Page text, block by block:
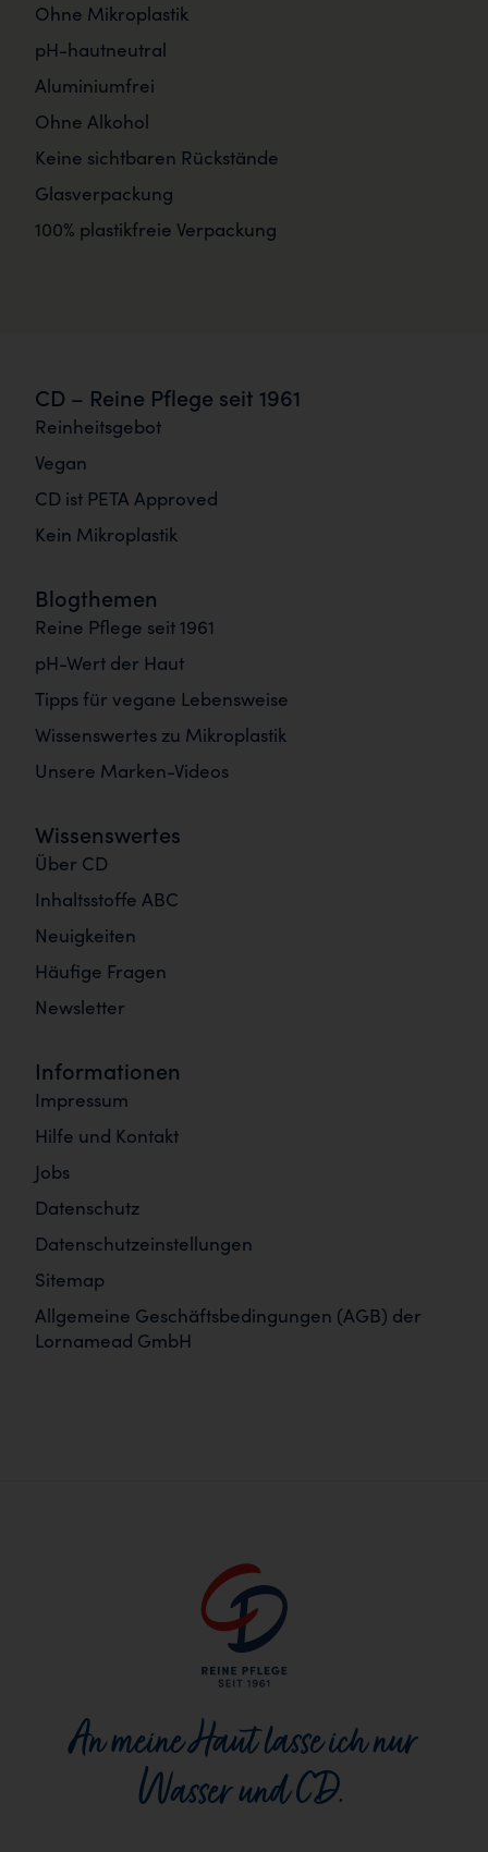
Ohne Mikroplastik
pH-hautneutral
Aluminiumfrei
Ohne Alkohol
Keine sichtbaren Rückstände
Glasverpackung
100% plastikfreie Verpackung
CD – Reine Pflege seit 1961
Reinheitsgebot
Vegan
CD ist PETA Approved
Kein Mikroplastik
Blogthemen
Reine Pflege seit 1961
pH-Wert der Haut
Tipps für vegane Lebensweise
Wissenswertes zu Mikroplastik
Unsere Marken-Videos
Wissenswertes
Über CD
Inhaltsstoffe ABC
Neuigkeiten
Häufige Fragen
Newsletter
Informationen
Impressum
Hilfe und Kontakt
Jobs
Datenschutz
Datenschutzeinstellungen
Sitemap
Allgemeine Geschäftsbedingungen (AGB) der
Lornamead GmbH
An meine Haut lasse ich nur
Wasser und CD.